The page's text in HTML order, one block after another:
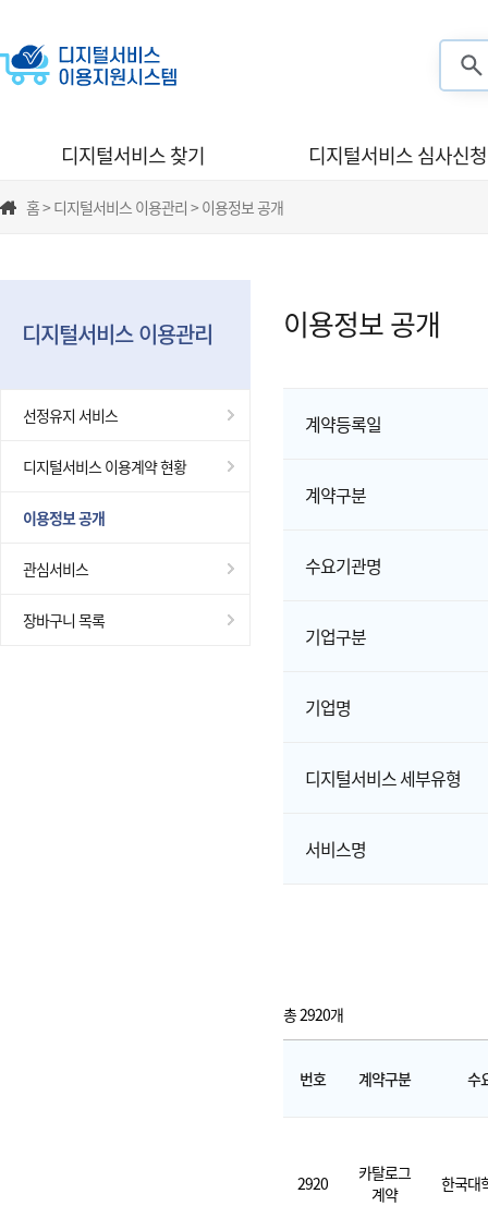
디지털서비스 찾기 디지털서비스 심사신청
홈 > 디지털서비스 이용관리 > 이용정보 공개
디지털서비스 이용관리
선정유지 서비스
디지털서비스 이용계약 현황
이용정보 공개
관심서비스
장바구니 목록
이용정보 공개
계약등록일
계약구분
수요기관명
기업구분
기업명
디지털서비스 세부유형
서비스명
총 2920개
번호 계약구분 수
2920
카탈로그
계약
한국대